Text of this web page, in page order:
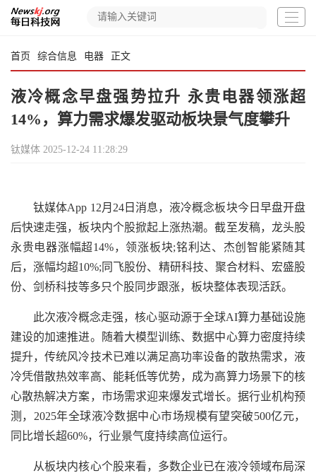
首页 综合信息 电器 正文
液冷概念早盘强势拉升 永贵电器领涨超
14%，算力需求爆发驱动板块景气度攀升
钛媒体 2025-12-24 11:28:29
钛媒体App 12月24日消息，液冷概念板块今日早盘开盘
后快速走强，板块内个股掀起上涨热潮。截至发稿，龙头股
永贵电器涨幅超14%，领涨板块;铭利达、杰创智能紧随其
后，涨幅均超10%;同飞股份、精研科技、聚合材料、宏盛股
份、剑桥科技等多只个股同步跟涨，板块整体表现活跃。
此次液冷概念走强，核心驱动源于全球AI算力基础设施
建设的加速推进。随着大模型训练、数据中心算力密度持续
提升，传统风冷技术已难以满足高功率设备的散热需求，液
冷凭借散热效率高、能耗低等优势，成为高算力场景下的核
心散热解决方案，市场需求迎来爆发式增长。据行业机构预
测，2025年全球液冷数据中心市场规模有望突破500亿元，
同比增长超60%，行业景气度持续高位运行。
从板块内核心个股来看，多数企业已在液冷领域布局深